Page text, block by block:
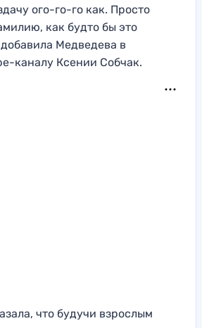
ого-го-го как. Просто
как будто бы это
Медведева в
каналу Ксении Собчак.
что будучи взрослым